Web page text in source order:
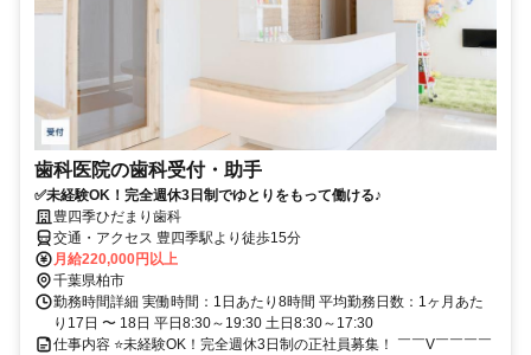
歯科医院の歯科受付・助手
✅未経験OK！完全週休3日制でゆとりをもって働ける♪
豊四季ひだまり歯科
交通・アクセス 豊四季駅より徒歩15分
月給220,000円以上
千葉県柏市
勤務時間詳細 実働時間：1日あたり8時間 平均勤務日数：1ヶ月あた
り17日 〜 18日 平日8:30～19:30 土日8:30～17:30
仕事内容 ⭐未経験OK！完全週休3日制の正社員募集！ ￣￣V￣￣￣￣